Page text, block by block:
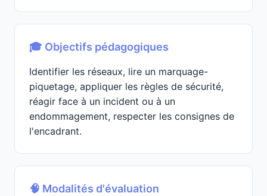
🎓 Objectifs pédagogiques
Identifier les réseaux, lire un marquage-
piquetage, appliquer les règles de sécurité,
réagir face à un incident ou à un
endommagement, respecter les consignes de
l'encadrant.
🧠 Modalités d'évaluation